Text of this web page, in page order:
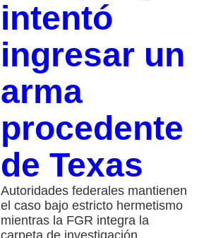
intentó
ingresar un
arma
procedente
de Texas
Autoridades federales mantienen
el caso bajo estricto hermetismo
mientras la FGR integra la
carpeta de investigación